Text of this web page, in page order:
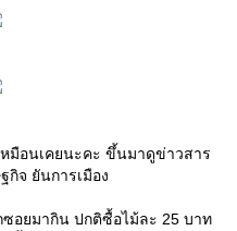
มือนเคยนะคะ ขึ้นมาดูข่าวสาร
กิจ ยันการเมือง
ซอยมากิน ปกติซื้อไม้ละ 25 บาท